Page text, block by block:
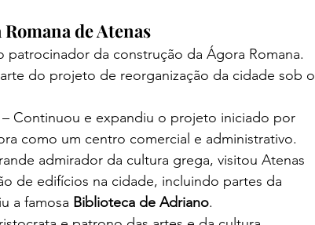
de Atenas
patrocinador da construção da Ágora Romana.
do projeto de reorganização da cidade sob o
– Continuou e expandiu o projeto iniciado por
como um centro comercial e administrativo.
admirador da cultura grega, visitou Atenas
de edifícios na cidade, incluindo partes da
a famosa Biblioteca de Adriano.